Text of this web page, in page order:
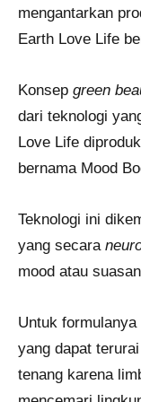
mengantarkan
Earth Love Life
Konsep green
dari teknologi
Love Life
bernama Mood
Teknologi ini
yang secara
mood atau
Untuk formulanya
yang dapat
tenang karena